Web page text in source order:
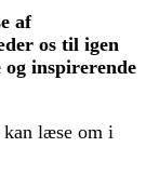
af
os til igen
inspirerende
kan læse om i